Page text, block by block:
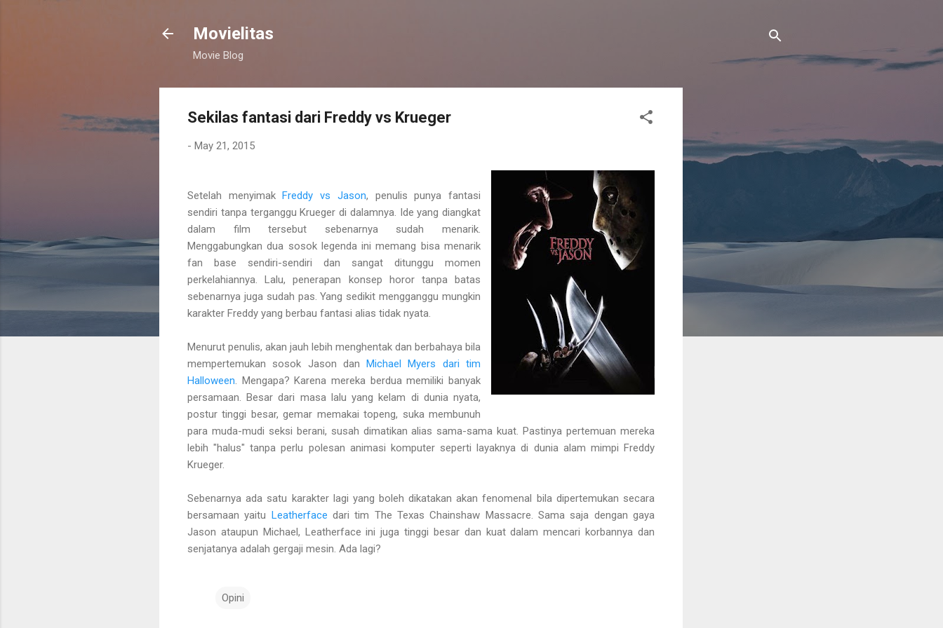
Movielitas
Movie Blog
Sekilas fantasi dari Freddy vs Krueger
- May 21, 2015
Setelah menyimakFreddy vs Jason, penulis punya fantasi
sendiri tanpa terganggu Krueger di dalamnya. Ide yang diangkat
dalam film tersebut sebenarnya sudah menarik.
Menggabungkan dua sosok legenda ini memang bisa menarik
fan base sendiri-sendiri dan sangat ditunggu momen
perkelahiannya. Lalu, penerapan konsep horor tanpa batas
sebenarnya juga sudah pas. Yang sedikit mengganggu mungkin
karakter Freddy yang berbau fantasi alias tidak nyata.
Menurut penulis, akan jauh lebih menghentak dan berbahaya bila
mempertemukan sosok Jason danMichael Myers dari tim
Halloween . Mengapa? Karena mereka berdua memiliki banyak
persamaan. Besar dari masa lalu yang kelam di dunia nyata,
postur tinggi besar, gemar memakai topeng, suka membunuh
para muda-mudi seksi berani, susah dimatikan alias sama-sama kuat. Pastinya pertemuan mereka
lebih "halus" tanpa perlu polesan animasi komputer seperti layaknya di dunia alam mimpi Freddy
Krueger.
Sebenarnya ada satu karakter lagi yang boleh dikatakan akan fenomenal bila dipertemukan secara
bersamaan yaitu Leatherface dari tim The Texas Chainshaw Massacre. Sama saja dengan gaya
Jason ataupun Michael, Leatherface ini juga tinggi besar dan kuat dalam mencari korbannya dan
senjatanya adalah gergaji mesin. Ada lagi?
Opini